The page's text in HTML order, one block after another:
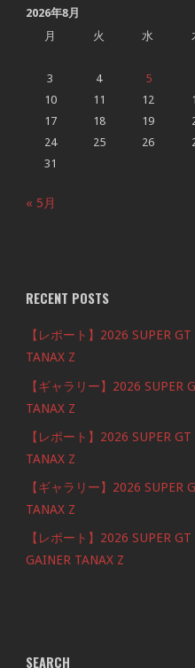
2026年8月
月
火 水
3
4 5
10
11 12
17
18 19
24
25 26
31
« 5月
RECENT POSTS
【レポート】2026 SUPER
TANAX Z
【ギャラリー】2026 SUPER
TANAX Z
【レポート】2026 SUPER
TANAX Z
【ギャラリー】2026 SUPER
TANAX Z
【レポート】2026 SUPER
GAINER TANAX Z
SEARCH